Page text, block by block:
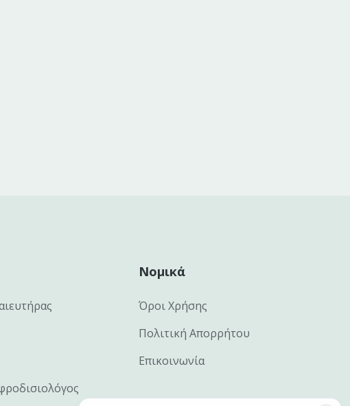
Νομικά
Όροι Χρήσης
Πολιτική Απορρήτου
Επικοινωνία